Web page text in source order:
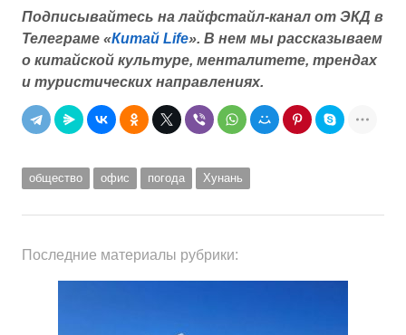
Подписывайтесь на лайфстайл-канал от ЭКД в
Телеграме «Китай Life». В нем мы рассказываем
о китайской культуре, менталитете, трендах
и туристических направлениях.
общество офис погода Хунань
Последние материалы рубрики: